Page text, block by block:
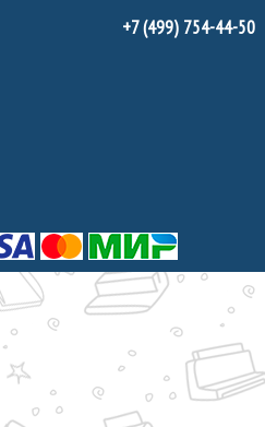
+7 (499) 754-44-50